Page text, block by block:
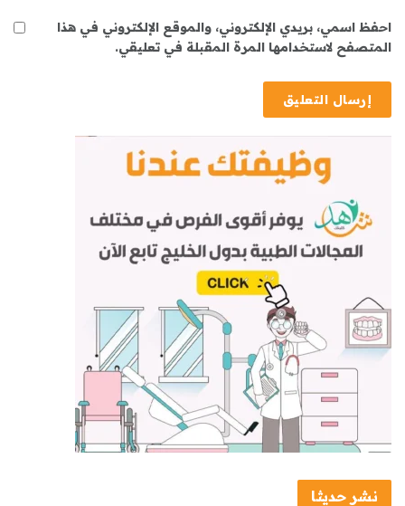
احفظ اسمي، بريدي الإلكتروني، والموقع الإلكتروني في هذا
المتصفح لاستخدامها المرة المقبلة في تعليقي.
نشر حديثا